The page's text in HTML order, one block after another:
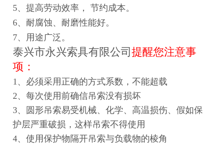
5、提高劳动效率， 节约成本。
6、耐腐蚀、耐磨性能好。
7、用途广泛。
泰兴市永兴索具有限公司提醒您注意事
项：
1、必须采用正确的方式系数，不能超载
2、每次使用前确信吊索没有损坏
3、圆形吊索易受机械、化学、高温损伤、假如保
护层严重破损，这样吊索不得使用
4、使用保护物隔开吊索与负载物的棱角